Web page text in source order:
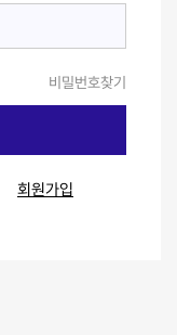
비밀번호찾기
회원가입